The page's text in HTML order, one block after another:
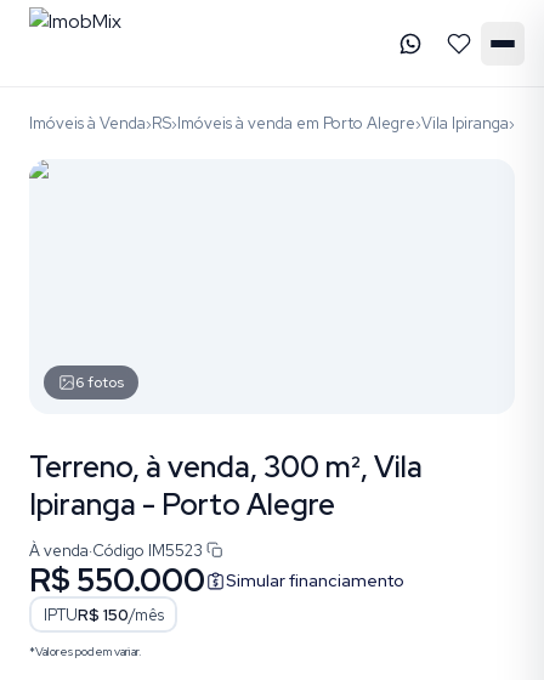
Imóveis à Venda›RS›Imóveis à venda em Porto Alegre›Vila Ipiranga›
6fotos
Terreno, à venda, 300 m², Vila
Ipiranga - Porto Alegre
À venda·Código IM5523
R$ 550.000 Simular financiamento
IPTUR$ 150/mês
*Valores podem variar.